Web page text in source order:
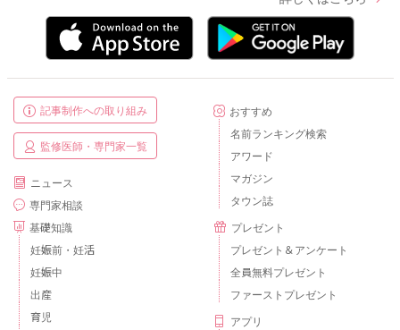
記事制作への取り組み
監修医師・専門家一覧
ニュース
専門家相談
基礎知識
妊娠前・妊活
妊娠中
出産
育児
おすすめ
名前ランキング検索
アワード
マガジン
タウン誌
プレゼント
プレゼント＆アンケート
全員無料プレゼント
ファーストプレゼント
アプリ